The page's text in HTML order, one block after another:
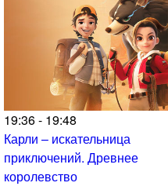
19:36 - 19:48
Карли – искательница
приключений. Древнее
королевство